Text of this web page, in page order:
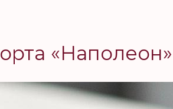
«Наполеон»